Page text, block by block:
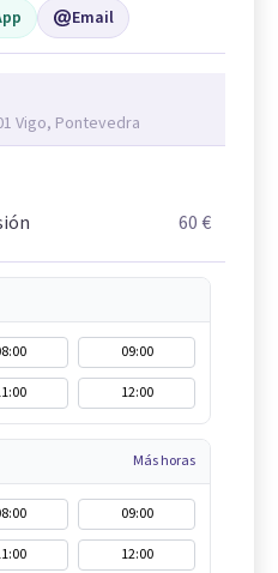
Email
Vigo, Pontevedra
60 €
09:00
12:00
Más horas
09:00
12:00